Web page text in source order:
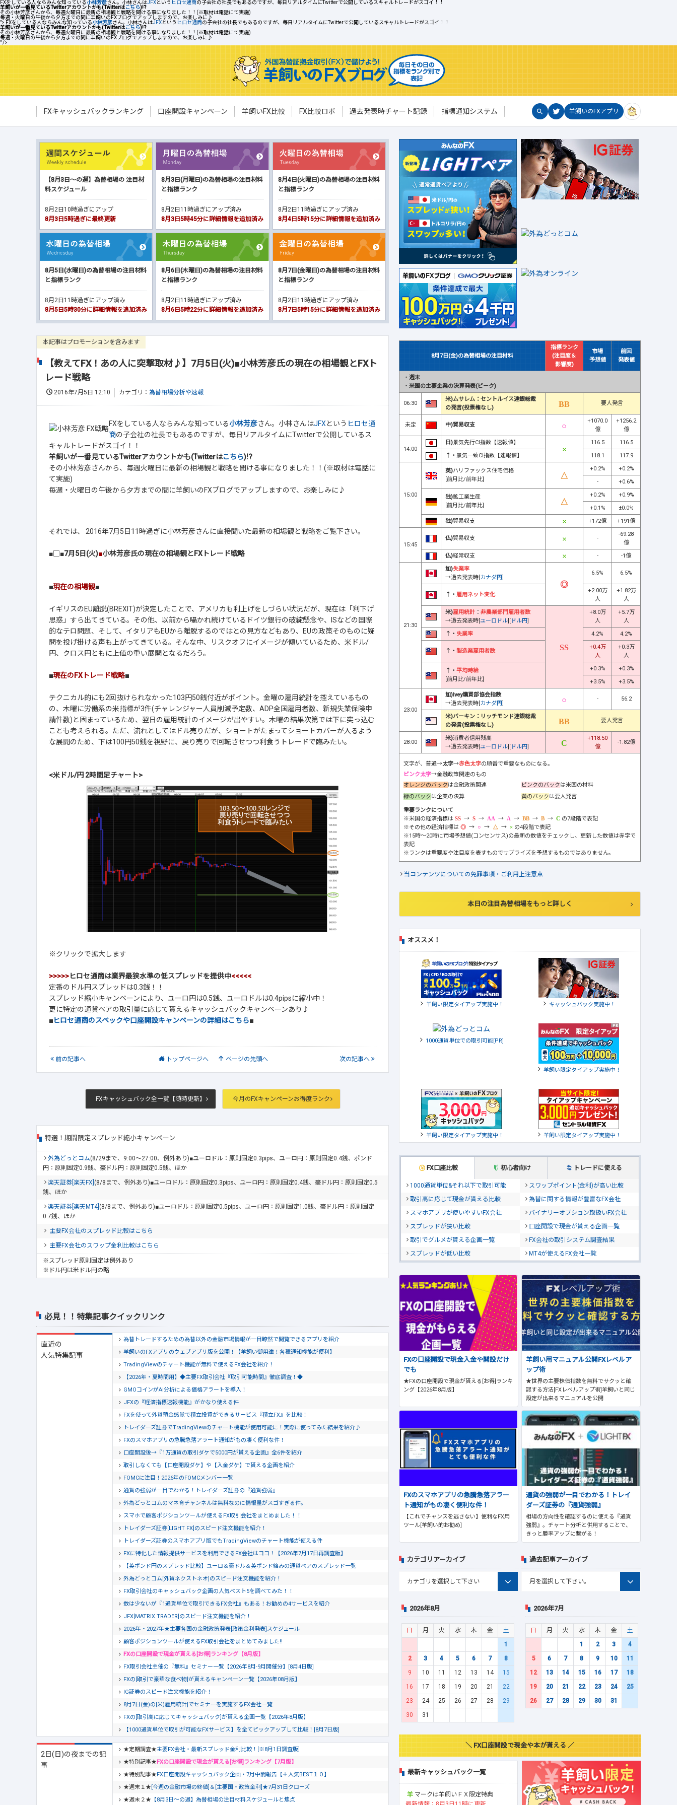
FXをしている人ならみんな知っている小林芳彦さん。小林さんはJFXという ヒロセ通商の子会社の社長でもあるのですが、毎日リアルタイムにTwitterで公開しているスキャルトレードがスゴイ！！
羊飼いが一番見ているTwitterアカウントかも(Twitterはこちら)!?
その小林芳彦さんから、毎週火曜日に最新の相場観と戦略を聞ける事になりました！！(※取材は電話にて実施)
毎週・火曜日の午後から夕方までの間に羊飼いのFXブログでアップしますので、お楽しみに♪
"> FXをしている人ならみんな知っている小林芳彦さん。小林さんはJFXという ヒロセ通商の子会社の社長でもあるのですが、毎日リアルタイムにTwitterで公開しているスキャルトレードがスゴイ！！
羊飼いが一番見ているTwitterアカウントかも(Twitterはこちら)!?
その小林芳彦さんから、毎週火曜日に最新の相場観と戦略を聞ける事になりました！！(※取材は電話にて実施)
毎週・火曜日の午後から夕方までの間に羊飼いのFXブログでアップしますので、お楽しみに♪
" />
FXキャッシュバックランキング 口座開設キャンペーン 羊飼いFX比較 FX比較ロボ 過去発表時チャート記録 指標通知システム 羊飼いのFXアプリ
【8月3日～の週】為替相場の 注目材
料スケジュール
8月2日10時過ぎにアップ
8月3日5時過ぎに最終更新
8月3日(月曜日)の為替相場の注目材料
と指標ランク
8月2日11時過ぎにアップ済み
8月3日5時45分に詳細情報を追加済み
8月4日(火曜日)の為替相場の注目材料
と指標ランク
8月2日11時過ぎにアップ済み
8月4日5時15分に詳細情報を追加済み
8月5日(水曜日)の為替相場の注目材料
と指標ランク
8月2日11時過ぎにアップ済み
8月5日5時30分に詳細情報を追加済み
8月6日(木曜日)の為替相場の注目材料
と指標ランク
8月2日11時過ぎにアップ済み
8月6日5時22分に詳細情報を追加済み
8月7日(金曜日)の為替相場の注目材料
と指標ランク
8月2日11時過ぎにアップ済み
8月7日5時15分に詳細情報を追加済み
本記事はプロモーションを含みます
【教えてFX！あの人に突撃取材♪】7月5日(火)■小林芳彦氏の現在の相場観とFXト
レード戦略
2016年7月5日 12:10 カテゴリ： 為替相場分析や速報
FXをしている人ならみんな知っている小林芳彦さん。小林さんはJFXという ヒロセ通
商の子会社の社長でもあるのですが、毎日リアルタイムにTwitterで公開しているス
キャルトレードがスゴイ！！
羊飼いが一番見ているTwitterアカウントかも(Twitterはこちら)!?
その小林芳彦さんから、毎週火曜日に最新の相場観と戦略を聞ける事になりました！！(※取材は電話に
て実施)
毎週・火曜日の午後から夕方までの間に羊飼いのFXブログでアップしますので、お楽しみに♪
それでは、 2016年7月5日11時過ぎに小林芳彦さんに直接聞いた最新の相場観と戦略をご覧下さい。
■□■7月5日(火)■小林芳彦氏の現在の相場観とFXトレード戦略
■現在の相場観■
イギリスのEU離脱(BREXIT)が決定したことで、アメリカも利上げをしづらい状況だが、現在は「利下げ
思惑」すら出てきている。その他、以前から囁かれ続けているドイツ銀行の破綻懸念や、ISなどの国際
的なテロ問題、そして、イタリアもEUから離脱するのではとの見方などもあり、EUの政策そのものに疑
問を投げ掛ける声も上がってきている。そんな中、リスクオフにイメージが傾いているため、米ドル/
円、クロス円ともに上値の重い展開となるだろう。
■現在のFXトレード戦略■
テクニカル的にも2回抜けられなかった103円50銭付近がポイント。金曜の雇用統計を控えているもの
の、木曜に労働系の米指標が3件(チャレンジャー人員削減予定数、ADP全国雇用者数、新規失業保険申
請件数)と固まっているため、翌日の雇用統計のイメージが出やすい。木曜の結果次第では下に突っ込む
ことも考えられる。ただ、流れとしてはドル売りだが、ショートがたまってショートカバーが入るよう
な展開のため、下は100円50銭を視野に、戻り売りで回転させつつ利食うトレードで臨みたい。
<米ドル/円 2時間足チャート>
※クリックで拡大します
>>>>>ヒロセ通商は業界最狭水準の低スプレッドを提供中<<<<<
定番のドル円スプレッドは0.3銭！！
スプレッド縮小キャンペーンにより、ユーロ円は0.5銭、ユーロドルは0.4pipsに縮小中！
更に特定の通貨ペアの取引量に応じて貰えるキャッシュバックキャンペーンあり♪
■ヒロセ通商のスペックや口座開設キャンペーンの詳細はこちら■
前の記事へ トップページへ ページの先頭へ 次の記事へ
FXキャッシュバック全一覧【随時更新】 今月のFXキャンペーンお得度ランク
特選！期間限定スプレッド縮小キャンペーン
外為どっとコム(8/29まで、9:00～27:00、例外あり)■ユーロドル：原則固定0.3pips、ユーロ円：原則固定0.4銭、ポンド
円：原則固定0.9銭、豪ドル円：原則固定0.5銭、ほか
楽天証券[楽天FX] (8/8まで、例外あり)■ユーロドル：原則固定0.3pips、ユーロ円：原則固定0.4銭、豪ドル円：原則固定0.5
銭、ほか
楽天証券[楽天MT4] (8/8まで、例外あり)■ユーロドル：原則固定0.5pips、ユーロ円：原則固定1.0銭、豪ドル円：原則固定
0.7銭、ほか
主要FX会社のスプレッド比較はこちら
主要FX会社のスワップ金利比較はこちら
※スプレッド原則固定は例外あり
※ドル円は米ドル円の略
必見！！特集記事クイックリンク
直近の
人気特集記事
為替トレードするための為替以外の金融市場情報が一目瞭然で閲覧できるアプリを紹介
羊飼いのFXアプリのウェブアプリ版を公開！【羊飼い御用達！各種通知機能が便利】
TradingViewのチャート機能が無料で使えるFX会社を紹介！
【2026年・夏時間用】◆主要FX取引会社『取引可能時間』徹底調査！◆
GMOコインがAI分析による価格アラートを導入！
JFXの『経済指標速報機能』がかなり使える件
FXを使って外貨預金感覚で積立投資ができるサービス『積立FX』を比較！
トレイダーズ証券でTradingViewのチャート機能が使用可能に！実際に使ってみた結果を紹介♪
FXのスマホアプリの急騰急落アラート通知がもの凄く便利な件！
口座開設後→『1万通貨の取引ダケで5000円が貰える企画』全6件を紹介
取引しなくても【口座開設ダケ】や【入金ダケ】で貰える企画を紹介
FOMCに注目！2026年のFOMCメンバー一覧
通貨の強弱が一目でわかる！トレイダーズ証券の『通貨強弱』
外為どっとコムのマネ育チャンネルは無料なのに情報量がスゴすぎる件。
スマホで顧客ポジションツールが使えるFX取引会社をまとめました！！
トレイダーズ証券[LIGHT FX]のスピード注文機能を紹介！
トレイダーズ証券のスマホアプリ版でもTradingViewのチャート機能が使える件
FXに特化した情報提供サービスを利用できるFX会社はココ！【2026年7月17日再調査版】
【英ポンド円のスプレッド比較】ユーロ＆豪ドル＆英ポンド絡みの通貨ペアのスプレッド一覧
外為どっとコム[外貨ネクストネオ]のスピード注文機能を紹介！
FX取引会社のキャッシュバック企画の人気ベスト5を調べてみた！！
数は少ないが『1通貨単位で取引できるFX会社』もある！お勧めの4サービスを紹介
JFX[MATRIX TRADER]のスピード注文機能を紹介！
2026年・2027年★主要各国の金融政策発表[政策金利発表]スケジュール
顧客ポジションツールが使えるFX取引会社をまとめてみました!!
FXの口座開設で現金が貰える[お得]ランキング【8月版】
FX取引会社主催の『無料』セミナー一覧【2026年8月-9月開催分】[8月4日版]
FXの[取引で豪華な食べ物]が貰えるキャンペーン一覧【2026年08月版】
IG証券のスピード注文機能を紹介！
8月7日(金)の[米)雇用統計]でセミナーを実施するFX会社一覧
FXの[取引高に応じてキャッシュバック]が貰える企画一覧【2026年8月版】
【1000通貨単位で取引が可能なFXサービス】を全てピックアップして比較！[8月7日版]
2日(日)の夜までの記
事
★定期調査★主要FX会社・最新スプレッド金利比較！[※8月1日調査版]
★特別記事★FXの口座開設で現金が貰える[お得]ランキング【7月版】
★特別記事★FX口座開設キャッシュバック企画・7月中間報告【＋人気BEST１０】
★週末１★ [今週の金融市場の終値]＆[主要国・政策金利]★7月31日クローズ
★週末２★ 【8月3日～の週】為替相場の注目材料スケジュールと焦点
8月7日(金)の為替相場の注目材料
指標ランク
(注目度＆
影響度)
市場
予想値
前回
発表値
・ 週末
・ 米国の主要企業の決算発表(ピーク)
06:30
米)ムサレム：セントルイス連銀総裁
の発言(投票権なし)
要人発言
未定 中)貿易収支
+1070.0
億
+1256.2
億
14:00
日)景気先行CI指数【速報値】 116.5
116.5
↑・ 景気一致CI指数【速報値】 118.1 117.9
15:00
英)ハリファックス住宅価格
[前月比/前年比]
+0.2%
+0.2%
-
+0.6%
独)鉱工業生産
[前月比/前年比]
+0.2%
+0.9%
+0.1%
±0.0%
独)貿易収支 +172億 +191億
15:45
仏)貿易収支 -
-69.28
億
仏)経常収支 - -1億
21:30
加)失業率
→過去発表時[カナダ円]
6.5% 6.5%
↑・ 雇用ネット変化
+2.00万
人
+1.82万
人
米)雇用統計 ： 非農業部門雇用者数
→過去発表時[ユーロドル][ ドル円]
+8.0万
人
+5.7万
人
↑・ 失業率 4.2% 4.2%
↑・ 製造業雇用者数
+0.4万
人
+0.3万
人
↑・ 平均時給
[前月比/前年比]
+0.3%
+0.3%
+3.5%
+3.5%
23:00
加)Ivey購買部協会指数
→過去発表時[カナダ円]
- 56.2
米)バーキン：リッチモンド連銀総裁
の発言(投票権なし)
要人発言
28:00
米)消費者信用残高
→過去発表時[ユーロドル][ ドル円]
+118.50
億
-1.82億
文字が、普通→太字→赤色太字の順番で重要なものになる。
ピンク太字→金融政策関連のもの
オレンジのバックは金融政策関連 ピンクのバックは米国の材料
緑のバックは企業の決算 黄のバックは要人発言
重要ランクについて
※米国の経済指標は
→ → → → → →
の7段階で表記
※その他の経済指標は
→ → →
の4段階で表記
※15時～20時に市場予想値(コンセンサス)の最新の数値をチェックし、更新した数値は赤字で
表記
※ランクは重要度や注目度を表すものでサプライズを予想するものではありません。
当コンテンツについての免罪事項・ご利用上注意点
本日の注目為替相場をもっと詳しく
オススメ！
羊飼い限定タイアップ実施中！ キャッシュバック実施中！
1000通貨単位での取引可能[PR]
羊飼い限定タイアップ実施中！
羊飼い限定タイアップ実施中！ 羊飼い限定タイアップ実施中！
FX口座比較 初心者向け トレードに使える
1000通貨単位&それ以下で取引可能
スワップポイント(金利)が高い比較
取引高に応じて現金が貰える比較
為替に関する情報が豊富なFX会社
スマホアプリが使いやすいFX会社
バイナリーオプション取扱いFX会社
スプレッドが狭い比較
口座開設で現金が貰える企画一覧
取引でグルメが貰える企画一覧
FX会社の取引システム調査結果
スプレッドが低い比較
MT4が使えるFX会社一覧
FXの口座開設で現金入金や開設だけ
でも
★FXの口座開設で現金が貰える[お得]ランキ
ング【2026年8月版】
羊飼い用マニュアル公開FXレベルア
ップ術
★世界の主要株価指数を無料でサクッと確
認する方法[FXレベルアップ術]羊飼いと同じ
設定が出来るマニュアルを公開
FXのスマホアプリの急騰急落アラー
ト通知がもの凄く便利な件！
【これでチャンスを逃さない】便利なFX用
ツール[羊飼い的お勧め]
通貨の強弱が一目でわかる！トレイ
ダーズ証券の『通貨強弱』
相場の方向性を確認するのに使える『通貨
強弱』。チャート分析と併用することで、
きっと勝率アップに繋がる！
カテゴリアーカイブ 過去記事アーカイブ
2026年8月
日 月 火 水 木 金
土
1
2
3 4 5 6 7
8
9
10 11 12 13 14
15
16
17 18 19 20 21
22
23
24 25 26 27 28
29
30
31
2026年7月
日 月 火 水 木 金
土
1
2 3
4
5
6 7 8 9 10
11
12
13 14 15 16 17
18
19
20 21 22 23 24
25
26
27 28 29 30 31
＼ FX口座開設で現金や本が貰える ／
最新キャッシュバック一覧
マークは羊飼いＦＸ限定特典